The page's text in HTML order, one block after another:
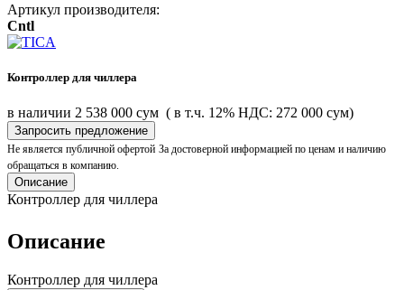
Артикул производителя:
Cntl
Контроллер для чиллера
в наличии 2 538 000 сум ( в т.ч. 12% НДС: 272 000 сум)
Запросить предложение
Не является публичной офертой За достоверной информацией по ценам и наличию
обращаться в компанию.
Описание
Контроллер для чиллера
Описание
Контроллер для чиллера